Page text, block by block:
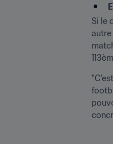
Si le